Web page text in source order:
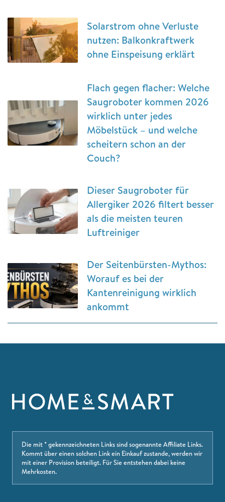
Solarstrom ohne Verluste
nutzen: Balkonkraftwerk
ohne Einspeisung erklärt
Flach gegen flacher: Welche
Saugroboter kommen 2026
wirklich unter jedes
Möbelstück – und welche
scheitern schon an der
Couch?
Dieser Saugroboter für
Allergiker 2026 filtert besser
als die meisten teuren
Luftreiniger
Der Seitenbürsten-Mythos:
Worauf es bei der
Kantenreinigung wirklich
ankommt
Die mit * gekennzeichneten Links sind sogenannte Affiliate Links.
Kommt über einen solchen Link ein Einkauf zustande, werden wir
mit einer Provision beteiligt. Für Sie entstehen dabei keine
Mehrkosten.